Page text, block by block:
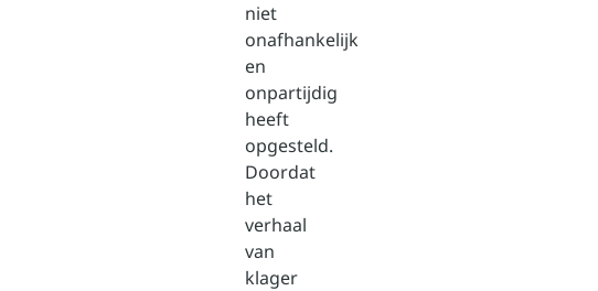
niet
onafhankelijk
en
onpartijdig
heeft
opgesteld.
Doordat
het
verhaal
van
klager